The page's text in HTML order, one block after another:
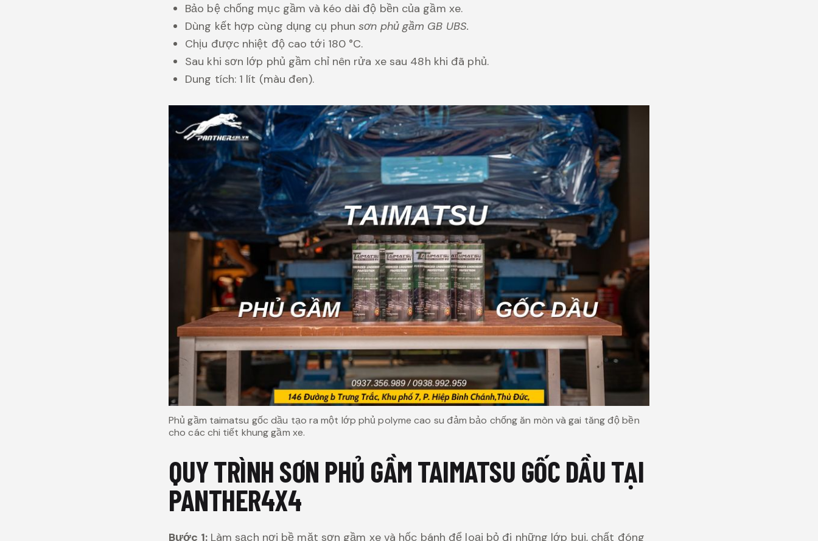
Bảo bệ chống mục gầm và kéo dài độ bền của gầm xe.
Dùng kết hợp cùng dụng cụ phunsơn phủ gầm GB UBS.
Chịu được nhiệt độ cao tới 180 °C.
Sau khi sơn lớp phủ gầm chỉ nên rửa xe sau 48h khi đã phủ.
Dung tích: 1 lít (màu đen).
Phủ gầm taimatsu gốc dầu tạo ra một lớp phủ polyme cao su đảm bảo chống ăn mòn và gai tăng độ bền
cho các chi tiết khung gầm xe.
QUY TRÌNH SƠN PHỦ GẦM TAIMATSU GỐC DẦU TẠI
PANTHER4X4
Bước 1:Làm sạch nơi bề mặt sơn gầm xe và hốc bánh để loại bỏ đi những lớp bụi, chất đóng